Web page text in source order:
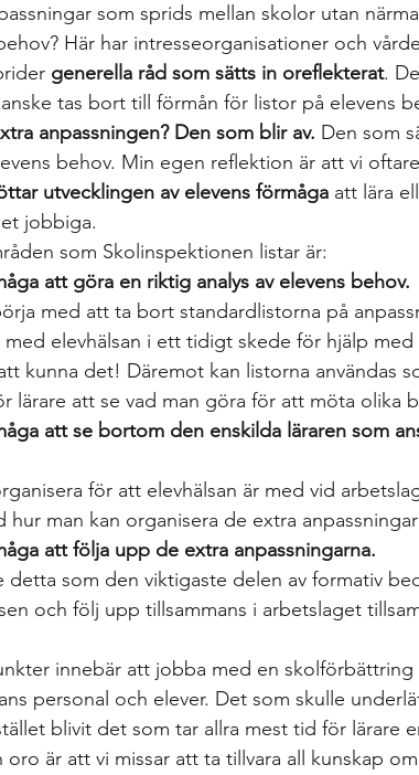
som sprids mellan skolor utan
Här har intresseorganisationer och
generella råd som sätts in oreflekterat.
tas bort till förmån för listor på elevens
anpassningen? Den som blir av. Den som
behov. Min egen reflektion är att vi
utvecklingen av elevens förmåga att lära
jobbiga.
som Skolinspektionen listar är:
att göra en riktig analys av elevens behov.
med elevhälsan i ett tidigt skede för hjälp
kunna det! Däremot kan listorna användas
lärare att se vad man göra för att möta olika
att se bortom den enskilda läraren som
hur man kan organisera de extra
att följa upp de extra anpassningarna.
detta som den viktigaste delen av formativ
och följ upp tillsammans i arbetslaget
innebär att jobba med en skolförbättring
personal och elever. Det som skulle
blivit det som tar allra mest tid för lärare
oro är att vi missar att ta tillvara all kunskap